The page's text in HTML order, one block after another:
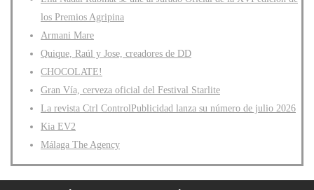
los Premios Agripina
Armani Mare
Quique, Raúl y Jose, creadores de DD
CHOCOLATE!
Gran Vía, cerveza oficial del Festival Starlite
La revista Ctrl ControlPublicidad lanza su número de julio 2026
Kia EV2
Málaga The Agency